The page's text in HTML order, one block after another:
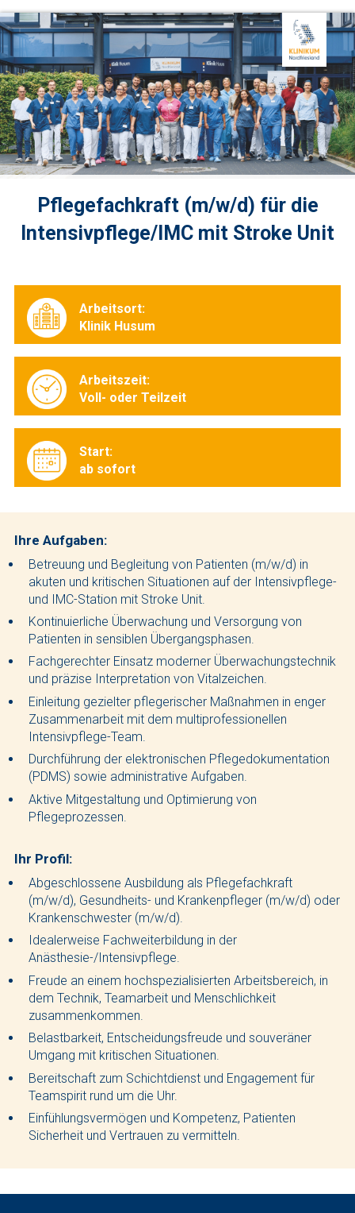
Pflegefachkraft (m/w/d) für die
Intensivpflege/IMC mit Stroke Unit
Arbeitsort:
Klinik Husum
Arbeitszeit:
Voll- oder Teilzeit
Start:
ab sofort
Ihre Aufgaben:
Betreuung und Begleitung von Patienten (m/w/d) in
akuten und kritischen Situationen auf der Intensivpflege-
und IMC-Station mit Stroke Unit.
Kontinuierliche Überwachung und Versorgung von
Patienten in sensiblen Übergangsphasen.
Fachgerechter Einsatz moderner Überwachungstechnik
und präzise Interpretation von Vitalzeichen.
Einleitung gezielter pflegerischer Maßnahmen in enger
Zusammenarbeit mit dem multiprofessionellen
Intensivpflege-Team.
Durchführung der elektronischen Pflegedokumentation
(PDMS) sowie administrative Aufgaben.
Aktive Mitgestaltung und Optimierung von
Pflegeprozessen.
Ihr Profil:
Abgeschlossene Ausbildung als Pflegefachkraft
(m/w/d), Gesundheits- und Krankenpfleger (m/w/d) oder
Krankenschwester (m/w/d).
Idealerweise Fachweiterbildung in der
Anästhesie-/Intensivpflege.
Freude an einem hochspezialisierten Arbeitsbereich, in
dem Technik, Teamarbeit und Menschlichkeit
zusammenkommen.
Belastbarkeit, Entscheidungsfreude und souveräner
Umgang mit kritischen Situationen.
Bereitschaft zum Schichtdienst und Engagement für
Teamspirit rund um die Uhr.
Einfühlungsvermögen und Kompetenz, Patienten
Sicherheit und Vertrauen zu vermitteln.